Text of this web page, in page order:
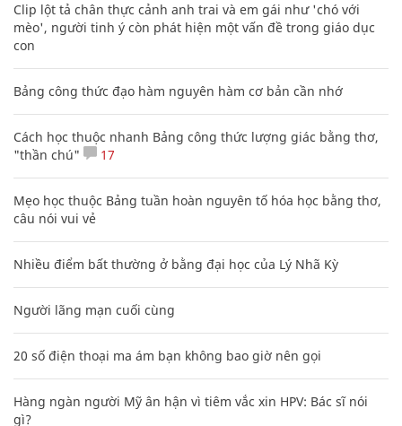
Clip lột tả chân thực cảnh anh trai và em gái như 'chó với
mèo', người tinh ý còn phát hiện một vấn đề trong giáo dục
con
Bảng công thức đạo hàm nguyên hàm cơ bản cần nhớ
Cách học thuộc nhanh Bảng công thức lượng giác bằng thơ,
"thần chú"
17
Mẹo học thuộc Bảng tuần hoàn nguyên tố hóa học bằng thơ,
câu nói vui vẻ
Nhiều điểm bất thường ở bằng đại học của Lý Nhã Kỳ
Người lãng mạn cuối cùng
20 số điện thoại ma ám bạn không bao giờ nên gọi
Hàng ngàn người Mỹ ân hận vì tiêm vắc xin HPV: Bác sĩ nói
gì?